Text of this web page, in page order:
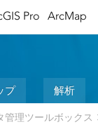
Pro ArcMap
プ 解析
管理ツールボックス